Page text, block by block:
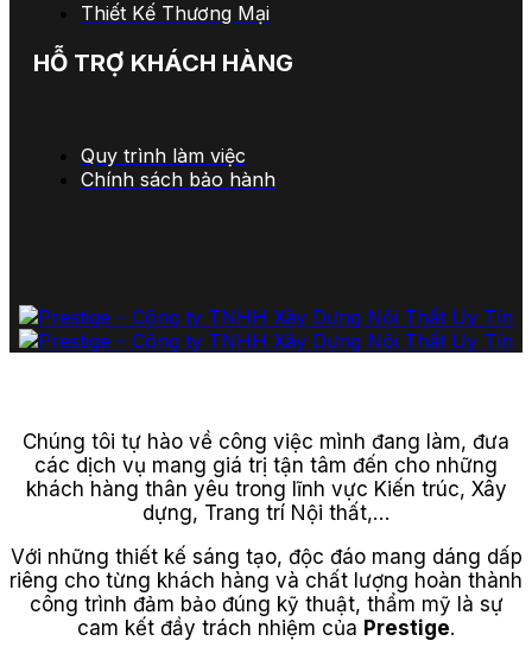
Thiết Kế Thương Mại
HỖ TRỢ KHÁCH HÀNG
Quy trình làm việc
Chính sách bảo hành
Chúng tôi tự hào về công việc mình đang làm, đưa
các dịch vụ mang giá trị tận tâm đến cho những
khách hàng thân yêu trong lĩnh vực Kiến trúc, Xây
dựng, Trang trí Nội thất,…
Với những thiết kế sáng tạo, độc đáo mang dáng dấp
riêng cho từng khách hàng và chất lượng hoàn thành
công trình đảm bảo đúng kỹ thuật, thẩm mỹ là sự
cam kết đầy trách nhiệm của Prestige.